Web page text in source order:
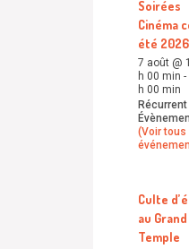
Soirées
Cinéma
été 2026
7 août @
h 00 min -
h 00 min
Récurrent
(Voir tous
Culte
au Grand
Temple